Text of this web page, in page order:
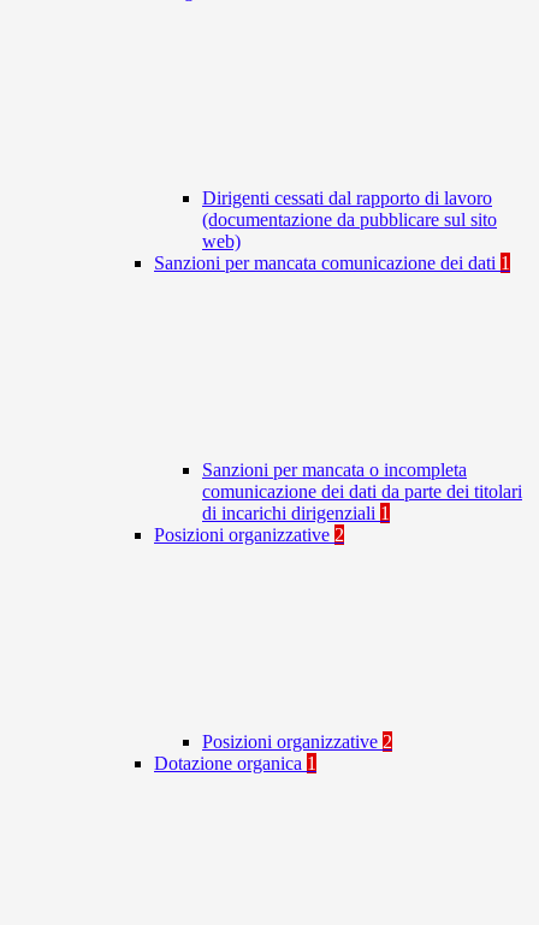
Dirigenti cessati dal rapporto di lavoro
(documentazione da pubblicare sul sito
web)
Sanzioni per mancata comunicazione dei dati 1
Sanzioni per mancata o incompleta
comunicazione dei dati da parte dei titolari
di incarichi dirigenziali 1
Posizioni organizzative 2
Posizioni organizzative 2
Dotazione organica 1